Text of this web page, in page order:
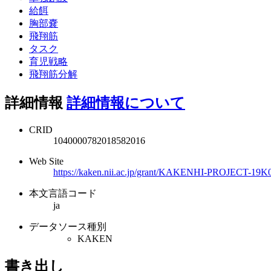
給餌
胸部嚢
飛翔筋
タスク
育児戦略
飛翔筋分解
詳細情報 詳細情報について
CRID
1040000782018582016
Web Site
https://kaken.nii.ac.jp/grant/KAKENHI-PROJECT-
本文言語コード
ja
データソース種別
KAKEN
書き出し